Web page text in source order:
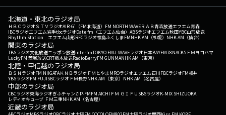
北海道・東北のラジオ局
ＨＢＣラジオＳＴＶラジオAIR-G'（FM北海道） FM NORTH WAVEＲＡＢ青森放送エフエム青森
IBCラジオエフエム岩手tbcラジオDate fm（エフエム仙台） ABSラジオエフエム秋田YBC山形放送
Rhythm Station エフエム山形RFCラジオ福島ふくしまFMNHK AM（札幌） NHK AM（仙台）
関東のラジオ局
TBSラジオ文化放送ニッポン放送interfmTOKYO FMJ-WAVEラジオ日本BAYFM78NACK5 ＦＭヨコハマ
LuckyFM 茨城放送CRT栃木放送RadioBerryFM GUNMANHK AM（東京）
北陸・甲信越のラジオ局
ＢＳＮラジオFM NIIGATAＫＮＢラジオ ＦＭとやまMROラジオエフエム石川FBCラジオFM福井
YBSラジオFM FUJISBCラジオ ＦＭ長野NHK AM（東京） NHK AM（名古屋）
中部のラジオ局
CBCラジオ東海ラジオぎふチャンZIP-FMFM AICHI ＦＭ ＧＩＦＵ SBSラジオK-MIX SHIZUOKA
レディオキューブ ＦＭ三重NHK AM（名古屋）
近畿のラジオ局